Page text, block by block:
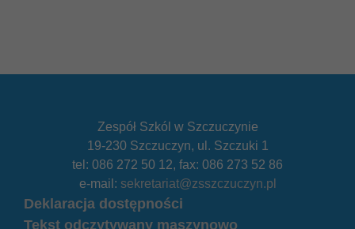
Zespół Szkól w Szczuczynie
19-230 Szczuczyn, ul. Szczuki 1
tel: 086 272 50 12, fax: 086 273 52 86
e-mail: sekretariat@zsszczuczyn.pl
Deklaracja dostępności
Tekst odczytywany maszynowo